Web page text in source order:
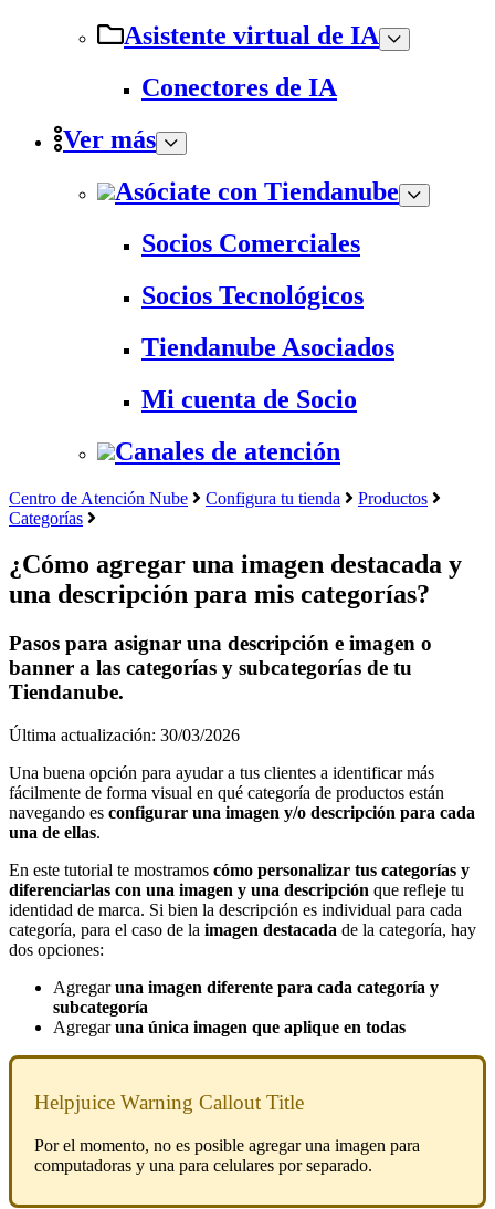
Asistente virtual de IA
Conectores de IA
Ver más
Asóciate con Tiendanube
Socios Comerciales
Socios Tecnológicos
Tiendanube Asociados
Mi cuenta de Socio
Canales de atención
Centro de Atención Nube Configura tu tienda
Productos
Categorías
¿Cómo agregar una imagen destacada y
una descripción para mis categorías?
Pasos para asignar una descripción e imagen o
banner a las categorías y subcategorías de tu
Tiendanube.
Última actualización: 30/03/2026
Una buena opción para ayudar a tus clientes a identificar más
fácilmente de forma visual en qué categoría de productos están
navegando es configurar una imagen y/o descripción para cada
una de ellas.
En este tutorial te mostramos cómo personalizar tus categorías y
diferenciarlas con una imagen y una descripción que refleje tu
identidad de marca. Si bien la descripción es individual para cada
categoría, para el caso de la imagen destacada de la categoría, hay
dos opciones:
Agregaruna imagen diferente para cada categoría y
subcategoría
Agregaruna única imagen que aplique en todas
Helpjuice Warning Callout Title
Por el momento, no es posible agregar una imagen para
computadoras y una para celulares por separado.